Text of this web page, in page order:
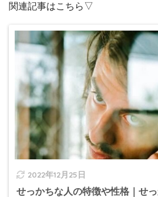
関連記事はこちら▽
2022年12月25日
せっかちな人の特徴や性格｜せ